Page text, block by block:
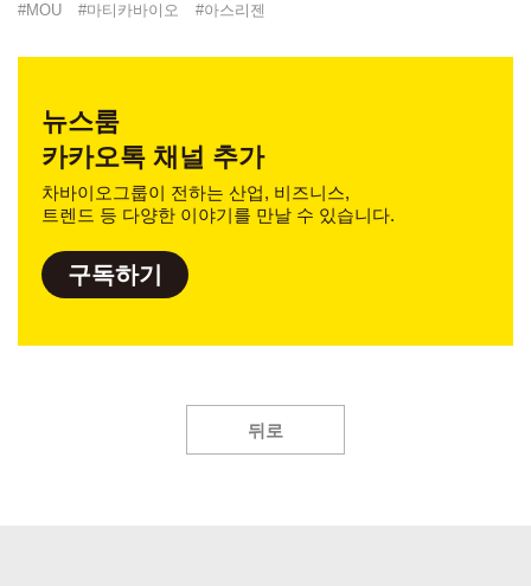
#MOU #마티카바이오 #아스리젠
뉴스룸
카카오톡 채널 추가
차바이오그룹이 전하는 산업, 비즈니스,
트렌드 등 다양한 이야기를 만날 수 있습니다.
구독하기
뒤로